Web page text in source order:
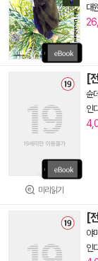
대
미리읽기
[
슌
인
[
야
인